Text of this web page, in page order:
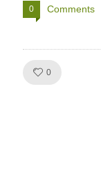
0 Comments
0